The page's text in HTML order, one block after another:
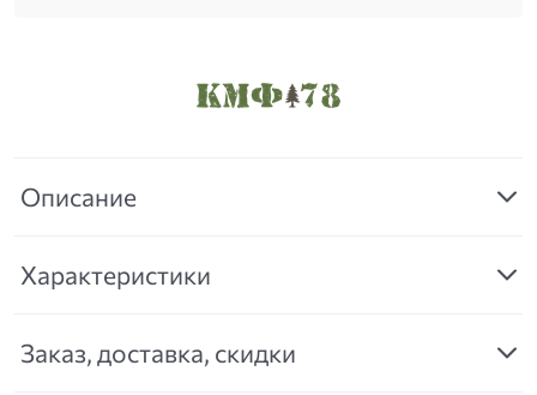
Описание
Характеристики
Заказ, доставка, скидки